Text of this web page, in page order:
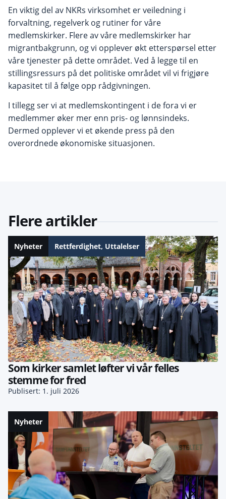
En viktig del av NKRs virksomhet er veiledning i
forvaltning, regelverk og rutiner for våre
medlemskirker. Flere av våre medlemskirker har
migrantbakgrunn, og vi opplever økt etterspørsel etter
våre tjenester på dette området. Ved å legge til en
stillingsressurs på det politiske området vil vi frigjøre
kapasitet til å følge opp rådgivningen.
I tillegg ser vi at medlemskontingent i de fora vi er
medlemmer øker mer enn pris- og lønnsindeks.
Dermed opplever vi et økende press på den
overordnede økonomiske situasjonen.
Flere artikler
Nyheter Rettferdighet, Uttalelser
Som kirker samlet løfter vi vår felles
stemme for fred
Publisert: 1. juli 2026
Nyheter